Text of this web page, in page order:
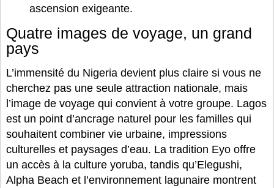
ascension exigeante.
Quatre images de voyage, un grand
pays
L’immensité du Nigeria devient plus claire si vous ne
cherchez pas une seule attraction nationale, mais
l’image de voyage qui convient à votre groupe. Lagos
est un point d’ancrage naturel pour les familles qui
souhaitent combiner vie urbaine, impressions
culturelles et paysages d’eau. La tradition Eyo offre
un accès à la culture yoruba, tandis qu’Elegushi,
Alpha Beach et l’environnement lagunaire montrent